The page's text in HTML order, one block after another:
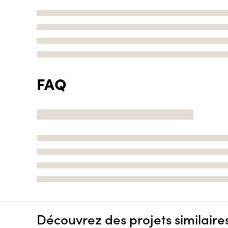
FAQ
Découvrez des projets